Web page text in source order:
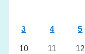
3 4 5
10 11 12